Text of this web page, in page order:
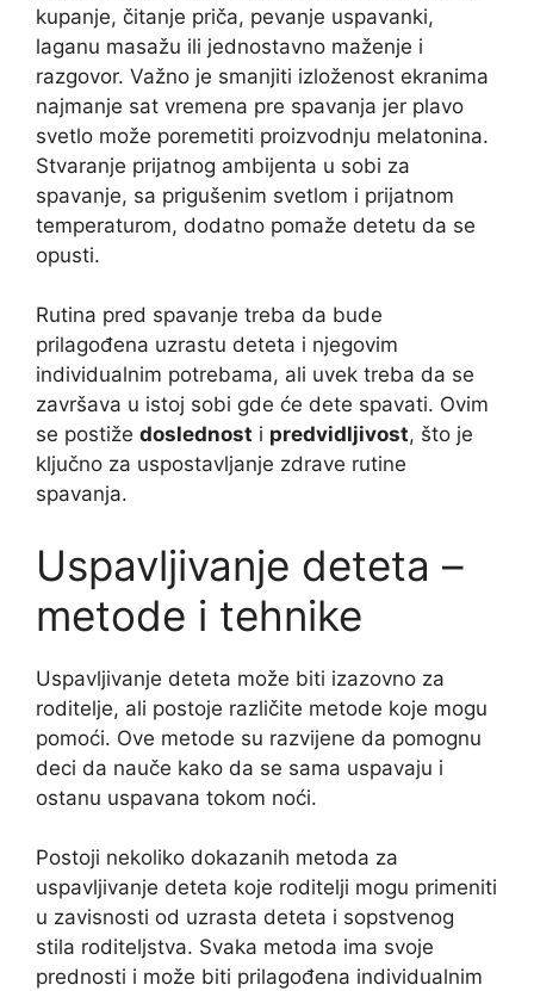
kupanje, čitanje priča, pevanje uspavanki,
laganu masažu ili jednostavno maženje i
razgovor. Važno je smanjiti izloženost ekranima
najmanje sat vremena pre spavanja jer plavo
svetlo može poremetiti proizvodnju melatonina.
Stvaranje prijatnog ambijenta u sobi za
spavanje, sa prigušenim svetlom i prijatnom
temperaturom, dodatno pomaže detetu da se
opusti.
Rutina pred spavanje treba da bude
prilagođena uzrastu deteta i njegovim
individualnim potrebama, ali uvek treba da se
završava u istoj sobi gde će dete spavati. Ovim
se postiže doslednost i predvidljivost, što je
ključno za uspostavljanje zdrave rutine
spavanja.
Uspavljivanje deteta –
metode i tehnike
Uspavljivanje deteta može biti izazovno za
roditelje, ali postoje različite metode koje mogu
pomoći. Ove metode su razvijene da pomognu
deci da nauče kako da se sama uspavaju i
ostanu uspavana tokom noći.
Postoji nekoliko dokazanih metoda za
uspavljivanje deteta koje roditelji mogu primeniti
u zavisnosti od uzrasta deteta i sopstvenog
stila roditeljstva. Svaka metoda ima svoje
prednosti i može biti prilagođena individualnim